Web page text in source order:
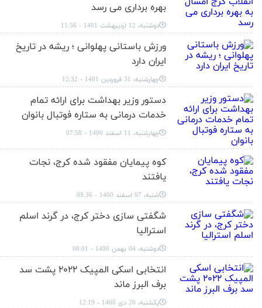
بهره برداری می رسد
دوشنبه، 12 اردیبهشت 1401 - 11:56
ورزش باستانی پهلوانی ؛ ریشه در تاریخ
ایران دارد
چهارشنبه، 31 فروردین 1401 - 12:32
دستور وزیر بهداشت برای ارائه تمام
خدمات درمانی به ستاره فوتبال بانوان
چهارشنبه، 11 اسفند 1400 - 07:58
کوه پیمایان مفقود شده کرج، نجات
یافتند
شنبه، 07 اسفند 1400 - 08:36
شگفتی سازی دختر کرج، در گرند اسلم
استرالیا
دوشنبه، 04 بهمن 1400 - 08:01
انتخابی اسکی المپیک ۲۰۲۲ پشت سد
برف البرز ماند
یکشنبه، 26 دی 1400 - 12:19